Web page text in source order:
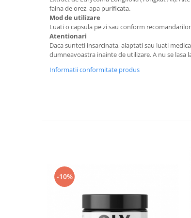
faina de orez, apa purificata.
Mod de utilizare
Luati o capsula pe zi sau conform
Atentionari
Daca sunteti insarcinata, alaptati sau luati
dumneavoastra inainte de utilizare. A nu se lasa
Informatii conformitate produs
-10%